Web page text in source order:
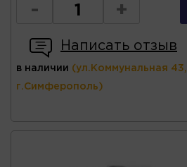
- +
Написать отзыв
в наличии (ул.Коммунальная 43,
г.Симферополь)